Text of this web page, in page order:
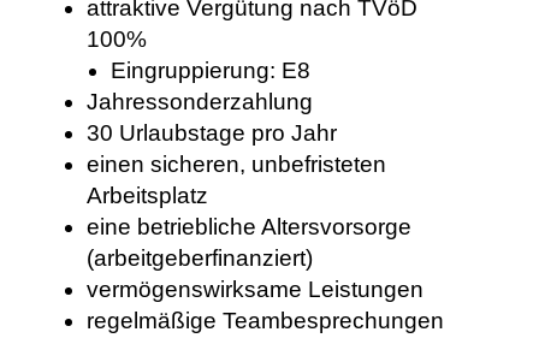
attraktive Vergütung nach TVöD
100%
Eingruppierung: E8
Jahressonderzahlung
30 Urlaubstage pro Jahr
einen sicheren, unbefristeten
Arbeitsplatz
eine betriebliche Altersvorsorge
(arbeitgeberfinanziert)
vermögenswirksame Leistungen
regelmäßige Teambesprechungen